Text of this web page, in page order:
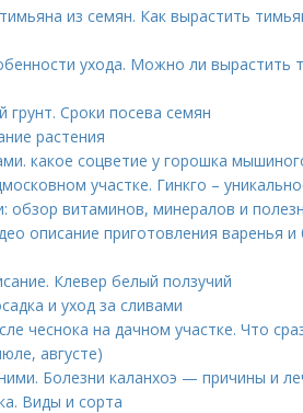
из семян. Как вырастить
ухода. Можно ли вырастить
Сроки посева семян
растения
какое соцветие у горошка
участке. Гинкго –
обзор витаминов, минералов и
описание приготовления варенья
Клевер белый ползучий
и уход за сливами
чеснока на дачном участке. Что
августе)
Болезни каланхоэ — причины и
Виды и сорта